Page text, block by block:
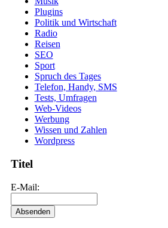
Plugins
Politik und Wirtschaft
Radio
Reisen
SEO
Sport
Spruch des Tages
Telefon, Handy, SMS
Tests, Umfragen
Web-Videos
Werbung
Wissen und Zahlen
Wordpress
Titel
E-Mail: